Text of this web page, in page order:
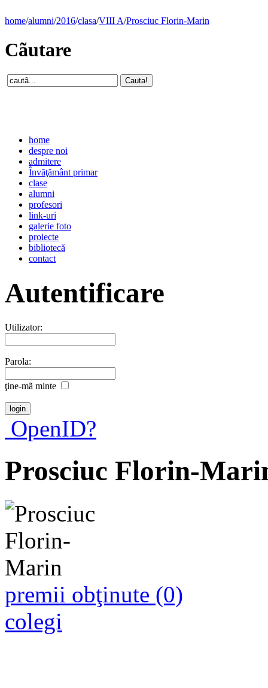
home/alumni/2016/clasa/VIII A/Prosciuc Florin-Marin
Cãutare
home
despre noi
admitere
Învăţământ primar
clase
alumni
profesori
link-uri
galerie foto
proiecte
bibliotecă
contact
Autentificare
Utilizator:
Parola:
ţine-mã minte
OpenID?
Prosciuc Florin-
premii obţinute (0)
colegi